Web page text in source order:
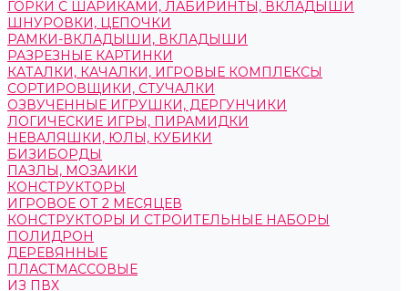
ГОРКИ С ШАРИКАМИ, ЛАБИРИНТЫ, ВКЛАДЫШИ
ШНУРОВКИ, ЦЕПОЧКИ
РАМКИ-ВКЛАДЫШИ, ВКЛАДЫШИ
РАЗРЕЗНЫЕ КАРТИНКИ
КАТАЛКИ, КАЧАЛКИ, ИГРОВЫЕ КОМПЛЕКСЫ
СОРТИРОВЩИКИ, СТУЧАЛКИ
ОЗВУЧЕННЫЕ ИГРУШКИ, ДЕРГУНЧИКИ
ЛОГИЧЕСКИЕ ИГРЫ, ПИРАМИДКИ
НЕВАЛЯШКИ, ЮЛЫ, КУБИКИ
БИЗИБОРДЫ
ПАЗЛЫ, МОЗАИКИ
КОНСТРУКТОРЫ
ИГРОВОЕ ОТ 2 МЕСЯЦЕВ
КОНСТРУКТОРЫ И СТРОИТЕЛЬНЫЕ НАБОРЫ
ПОЛИДРОН
ДЕРЕВЯННЫЕ
ПЛАСТМАССОВЫЕ
ИЗ ПВХ